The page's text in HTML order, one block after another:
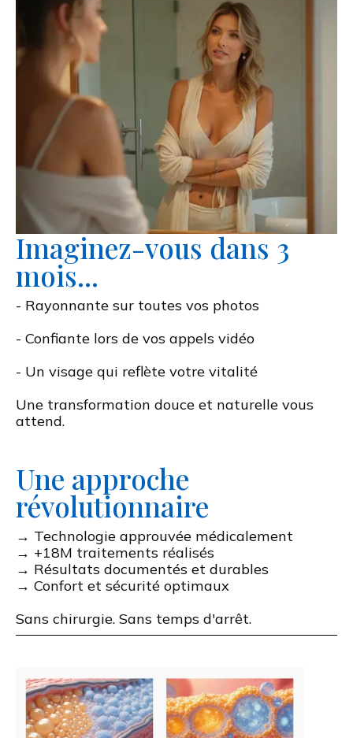
Imaginez-vous dans 3
mois...
- Rayonnante sur toutes vos photos
- Confiante lors de vos appels vidéo
- Un visage qui reflète votre vitalité
Une transformation douce et naturelle vous
attend.
Une approche
révolutionnaire
→ Technologie approuvée médicalement
→ +18M traitements réalisés
→ Résultats documentés et durables
→ Confort et sécurité optimaux
Sans chirurgie. Sans temps d'arrêt.